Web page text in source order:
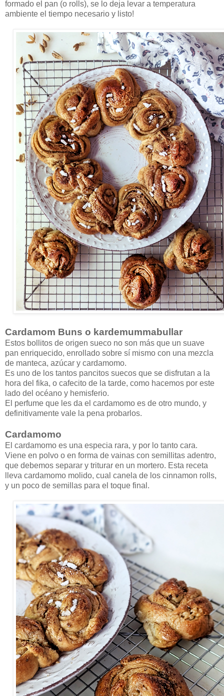
formado el pan (o rolls), se lo deja levar a temperatura
ambiente el tiempo necesario y listo!
Cardamom Buns o kardemummabullar
Estos bollitos de origen sueco no son más que un suave
pan enriquecido, enrollado sobre sí mismo con una mezcla
de manteca, azúcar y cardamomo.
Es uno de los tantos pancitos suecos que se disfrutan a la
hora del fika, o cafecito de la tarde, como hacemos por este
lado del océano y hemisferio.
El perfume que les da el cardamomo es de otro mundo, y
definitivamente vale la pena probarlos.
Cardamomo
El cardamomo es una especia rara, y por lo tanto cara.
Viene en polvo o en forma de vainas con semillitas adentro,
que debemos separar y triturar en un mortero. Esta receta
lleva cardamomo molido, cual canela de los cinnamon rolls,
y un poco de semillas para el toque final.